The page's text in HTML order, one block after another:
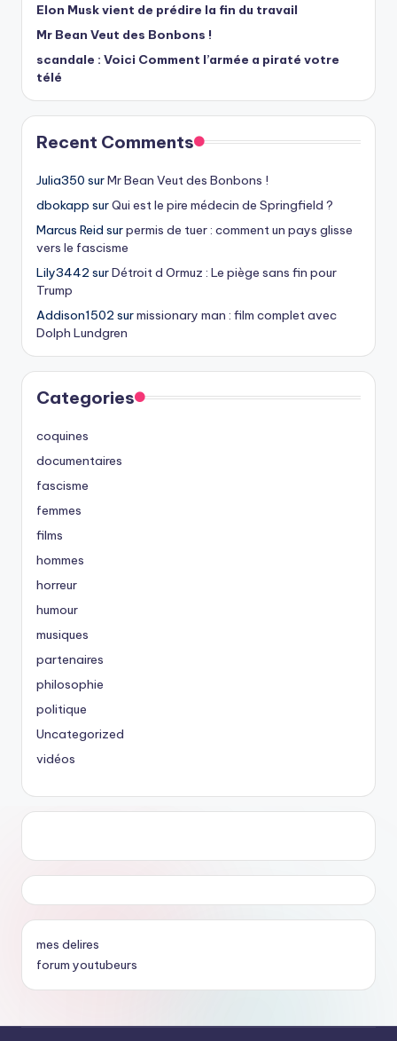
Elon Musk vient de prédire la fin du travail
Mr Bean Veut des Bonbons !
scandale : Voici Comment l’armée a piraté votre
télé
Recent Comments
Julia350 surMr Bean Veut des Bonbons !
dbokapp surQui est le pire médecin de Springfield ?
Marcus Reid surpermis de tuer : comment un pays glisse
vers le fascisme
Lily3442 surDétroit d Ormuz : Le piège sans fin pour
Trump
Addison1502 surmissionary man : film complet avec
Dolph Lundgren
Categories
coquines
documentaires
fascisme
femmes
films
hommes
horreur
humour
musiques
partenaires
philosophie
politique
Uncategorized
vidéos
mes delires
forum youtubeurs